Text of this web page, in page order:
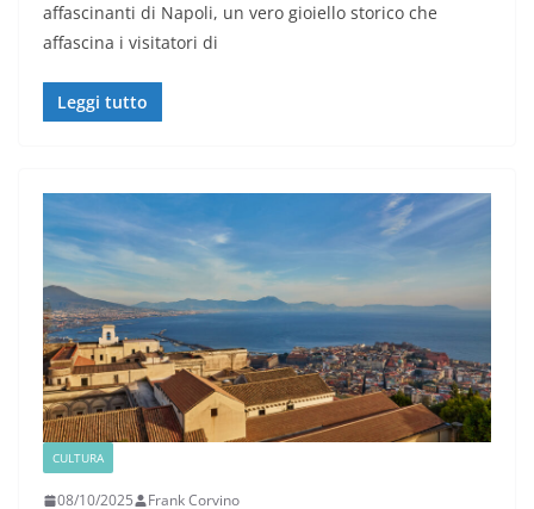
affascinanti di Napoli, un vero gioiello storico che
affascina i visitatori di
Leggi tutto
CULTURA
08/10/2025 Frank Corvino